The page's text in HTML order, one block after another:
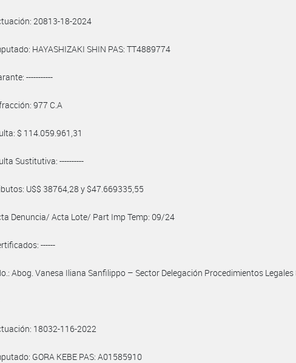
20813-18-2024
HAYASHIZAKI SHIN PAS: TT4889774
-----------
977 C.A
$ 114.059.961,31
Sustitutiva: ----------
U$$ 38764,28 y $47.669335,55
Denuncia/ Acta Lote/ Part Imp Temp: 09/24
------
Abog. Vanesa Iliana Sanfilippo – Sector Delegación Procedimientos Legales
18032-116-2022
GORA KEBE PAS: A01585910